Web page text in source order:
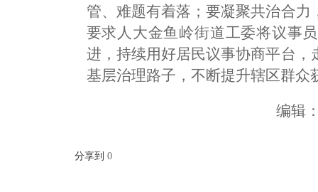
管、难题有着落；要凝聚共治合
要求人大金鱼岭街道工委将议事
进，持续用好居民议事协商平台
基层治理路子，不断提升辖区群众
编辑
分享到 0